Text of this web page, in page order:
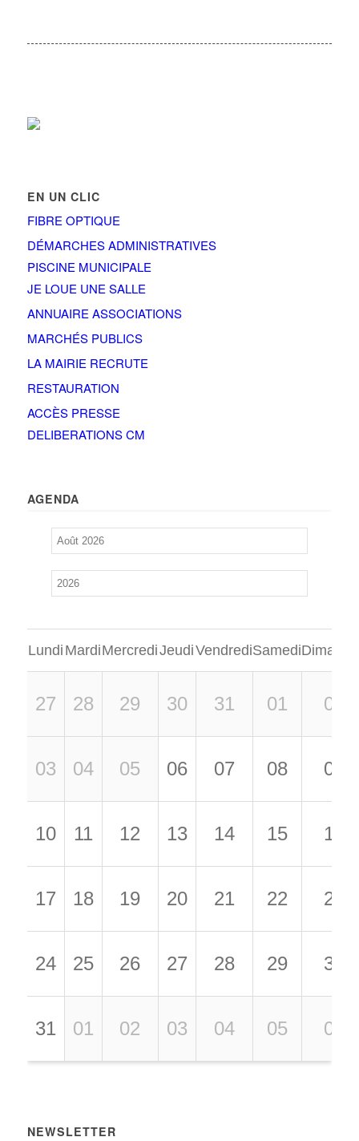
EN UN CLIC
FIBRE OPTIQUE
DÉMARCHES ADMINISTRATIVES
PISCINE MUNICIPALE
JE LOUE UNE SALLE
ANNUAIRE ASSOCIATIONS
MARCHÉS PUBLICS
LA MAIRIE RECRUTE
RESTAURATION
ACCÈS PRESSE
DELIBERATIONS CM
AGENDA
Lundi MardiMercrediJeudiVendrediSamedi
27 28 29 30 31 01 02
03 04 05 06 07 08 09
10 11 12 13 14 15 16
17 18 19 20 21 22 23
24 25 26 27 28 29 30
31 01 02 03 04 05 06
NEWSLETTER